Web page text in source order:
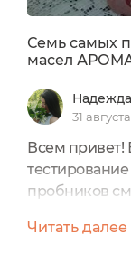
Семь самых
масел
Надежда
31
Всем привет!
пробников
масел
Читать далее